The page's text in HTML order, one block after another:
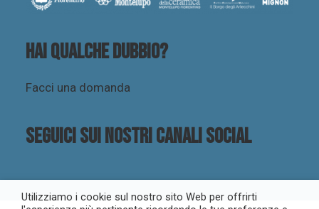
Hai qualche dubbio?
Facci una domanda
Seguici sui nostri canali social
Utilizziamo i cookie sul nostro sito Web per offrirti